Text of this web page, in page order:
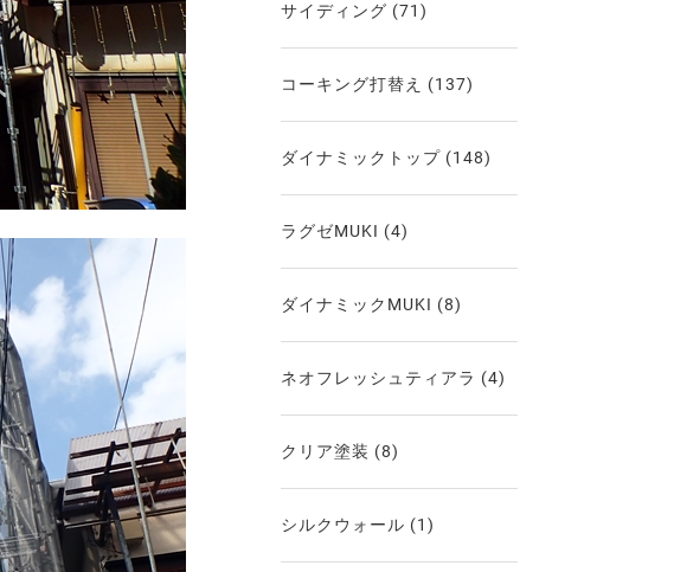
サイディング (71)
コーキング打替え (137)
ダイナミックトップ (148)
ラグゼMUKI (4)
ダイナミックMUKI (8)
ネオフレッシュティアラ (4)
クリア塗装 (8)
シルクウォール (1)